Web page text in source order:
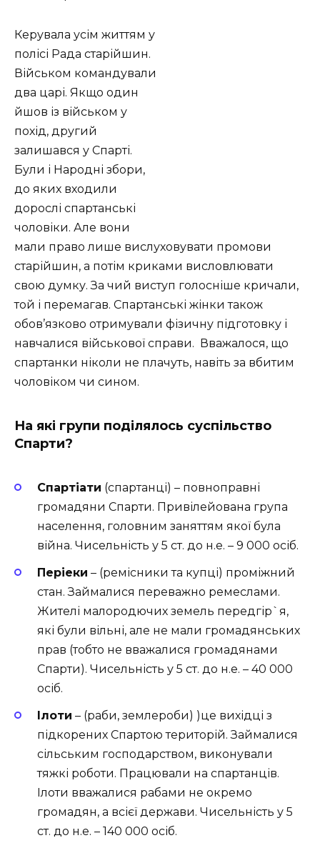
Керувала усім життям у
полісі Рада старійшин.
Військом командували
два царі. Якщо один
йшов із військом у
похід, другий
залишався у Спарті.
Були і Народні збори,
до яких входили
дорослі спартанські
чоловіки. Але вони
мали право лише вислуховувати промови
старійшин, а потім криками висловлювати
свою думку. За чий виступ голосніше кричали,
той і перемагав. Спартанські жінки також
обов’язково отримували фізичну підготовку і
навчалися військової справи. Вважалося, що
спартанки ніколи не плачуть, навіть за вбитим
чоловіком чи сином.
На які групи поділялось суспільство
Спарти?
Спартіати (спартанці) – повноправні
громадяни Спарти. Привілейована група
населення, головним заняттям якої була
війна. Чисельність у 5 ст. до н.е. – 9 000 осіб.
Періеки – (ремісники та купці) проміжний
стан. Займалися переважно ремеслами.
Жителі малородючих земель передгір`я,
які були вільні, але не мали громадянських
прав (тобто не вважалися громадянами
Спарти). Чисельність у 5 ст. до н.е. – 40 000
осіб.
Ілоти – (раби, землероби) )це вихідці з
підкорених Спартою територій. Займалися
сільським господарством, виконували
тяжкі роботи. Працювали на спартанців.
Ілоти вважалися рабами не окремо
громадян, а всієї держави. Чисельність у 5
ст. до н.е. – 140 000 осіб.